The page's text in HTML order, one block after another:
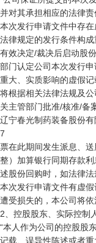
并对其承担相应的法律
本次发行申请文件中存
法律规定的发行条件构
有效决定/裁决后启动股
部门认定公司本次发行
重大、实质影响的虚假
将根据相关法律法规及
关主管部门批准/核准/备
辽宁春光制药装备股份
7
票在此期间发生派息、
整）加算银行同期存款
述股份回购时，如法律
本次发行申请文件有虚
遭受损失的，本公司将
2、控股股东、实际控制
“本人作为公司的控股股
记载、误导性陈述或者